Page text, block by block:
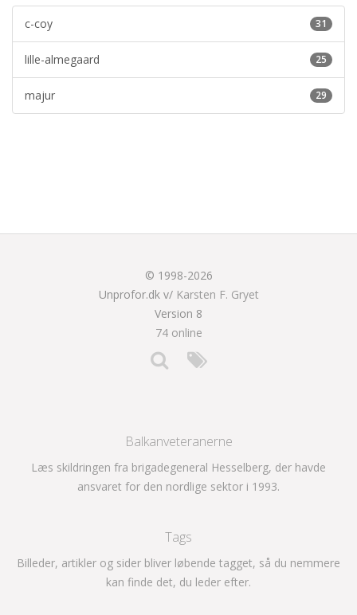
31
c-coy
25
lille-almegaard
29
majur
© 1998-2026
Unprofor.dk v/ Karsten F. Gryet
Version 8
74 online
Balkanveteranerne
Læs skildringen fra brigadegeneral Hesselberg, der havde
ansvaret for den nordlige sektor i 1993.
Tags
Billeder, artikler og sider bliver løbende tagget, så du nemmere
kan finde det, du leder efter.